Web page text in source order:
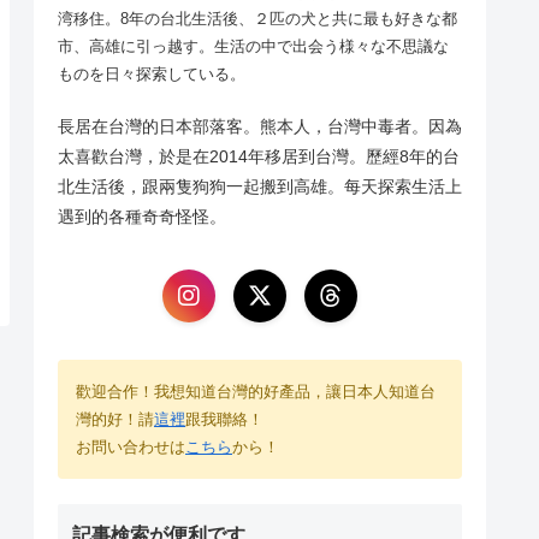
湾移住。8年の台北生活後、２匹の犬と共に最も好きな都
市、高雄に引っ越す。生活の中で出会う様々な不思議な
ものを日々探索している。
長居在台灣的日本部落客。熊本人，台灣中毒者。因為
太喜歡台灣，於是在2014年移居到台灣。歷經8年的台
北生活後，跟兩隻狗狗一起搬到高雄。每天探索生活上
遇到的各種奇奇怪怪。
歡迎合作！我想知道台灣的好產品，讓日本人知道台
灣的好！請這裡跟我聯絡！
お問い合わせは こちらから！
記事検索が便利です